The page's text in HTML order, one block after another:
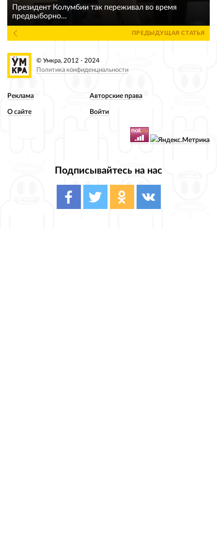
Президент Колумбии так переживал во время
предвыборно...
ПРЕДЫДУЩАЯ СТАТЬЯ
Реклама Авторские права
О сайте Войти
Подписывайтесь на нас
© Умкра, 2012 - 2024
Политика конфиденциальности